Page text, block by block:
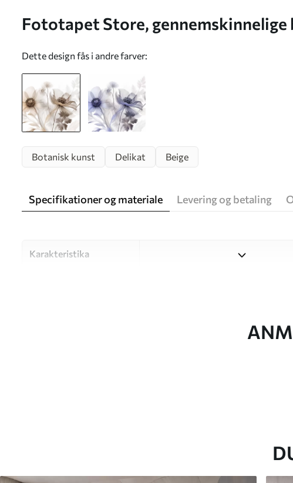
Fototapet Store, gennemskinnelige
mindre blomster Nr. w09900
Dette design fås i andre farver:
Botanisk kunst Delikat Beige
Specifikationer og materiale Levering og betaling
Karakteristika